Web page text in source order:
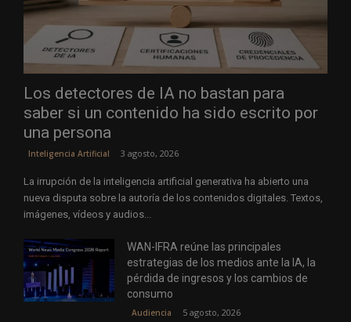
Los detectores de IA no bastan para
saber si un contenido ha sido escrito por
una persona
Inteligencia Artificial 3 agosto, 2026
La irrupción de la inteligencia artificial generativa ha abierto una
nueva disputa sobre la autoría de los contenidos digitales. Textos,
imágenes, vídeos y audios...
WAN-IFRA reúne las principales
estrategias de los medios ante la IA, la
pérdida de ingresos y los cambios de
consumo
Audiencia 5 agosto, 2026